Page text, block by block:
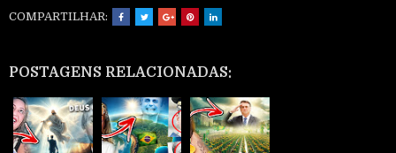
COMPARTILHAR:
POSTAGENS RELACIONADAS: